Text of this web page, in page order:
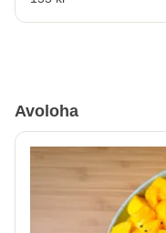
Avoloha